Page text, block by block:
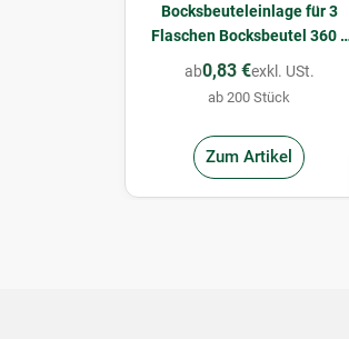
Bocksbeuteleinlage für 3
Flaschen Bocksbeutel 360 x
90 x 250 mm
ab0,83 €exkl. USt.
ab 200 Stück
Zum Artikel